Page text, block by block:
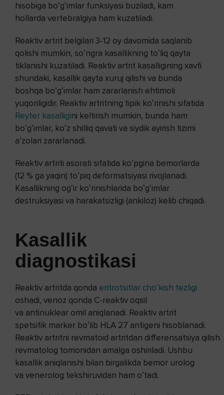
hisobiga boʻgʻimlar funksiyasi buziladi, kam
hollarda vertebralgiya ham kuzatiladi.
Reaktiv artrit belgilari 3-12 oy davomida saqlanib
qolishi mumkin, soʻngra kasallikning toʻliq qayta
tiklanishi kuzatiladi. Reaktiv artrit kasalligining xavfi
shundaki, kasallik qayta xuruj qilishi va bunda
boshqa boʻgʻimlar ham zararlanish ehtimoli
yuqoriligidir. Reaktiv artritning tipik koʻrinishi sifatida
Reyter kasalligini keltirish mumkin, bunda ham
boʻgʻimlar, koʻz shilliq qavati va siydik ayirish tizimi
aʼzolari zararlanadi.
Reaktiv artriti asorati sifatida koʻpgina bemorlarda
(12 % ga yaqin) toʻpiq deformatsiyasi rivojlanadi.
Kasallikning ogʻir koʻrinishlarida boʻgʻimlar
destruksiyasi va harakatsizligi (ankiloz) kelib chiqadi.
Kasallik
diagnostikasi
Reaktiv artritda qonda eritrotsitlar choʻkish tezligi
oshadi, venoz qonda C-reaktiv oqsil
va antinuklear omil aniqlanadi. Reaktiv artrit
spetsifik marker boʻlib HLA 27 antigeni hisoblanadi.
Reaktiv artritni revmatoid artritdan differensatsiya qilish
revmatolog tomonidan amalga oshiriladi. Ushbu
kasallik aniqlanishi bilan birgalikda bemor urolog
va venerolog tekshiruvidan ham oʻtadi.